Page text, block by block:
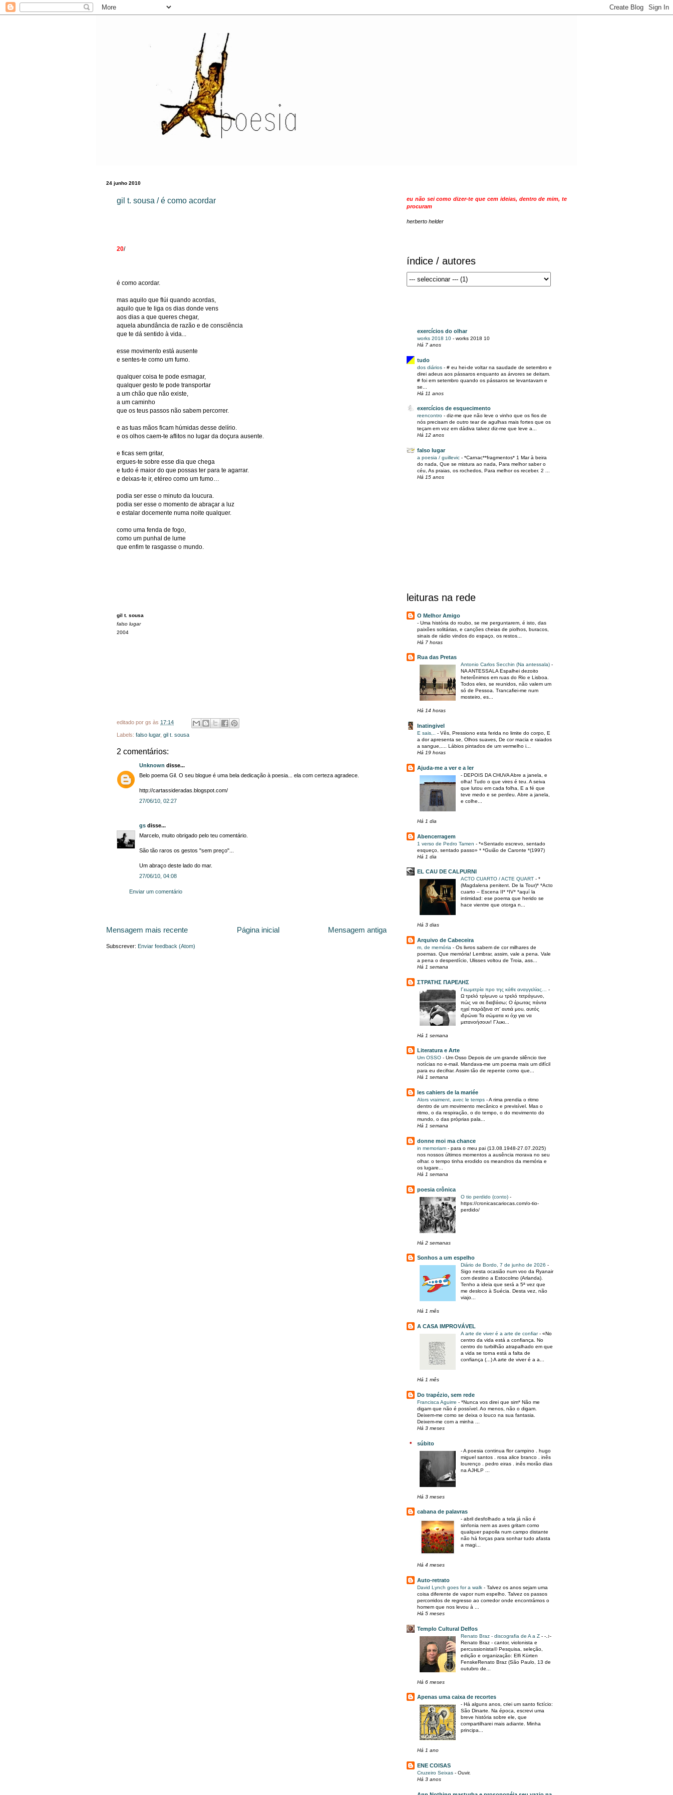
24 junho 2010
gil t. sousa / é como acordar
20/
é como acordar.
mas aquilo que flúi quando acordas,
aquilo que te liga os dias donde vens
aos dias a que queres chegar,
aquela abundância de razão e de consciência
que te dá sentido à vida...
esse movimento está ausente
e sentes-te como um fumo.
qualquer coisa te pode esmagar,
qualquer gesto te pode transportar
a um chão que não existe,
a um caminho
que os teus passos não sabem percorrer.
e as tuas mãos ficam húmidas desse delírio.
e os olhos caem-te aflitos no lugar da doçura ausente.
e ficas sem gritar,
ergues-te sobre esse dia que chega
e tudo é maior do que possas ter para te agarrar.
e deixas-te ir, etéreo como um fumo…
podia ser esse o minuto da loucura.
podia ser esse o momento de abraçar a luz
e estalar docemente numa noite qualquer.
como uma fenda de fogo,
como um punhal de lume
que enfim te rasgasse o mundo.
gil t. sousa
falso lugar
2004
editado por gs às 17:14
Labels: falso lugar, gil t. sousa
2 comentários:
Unknown disse...
Belo poema Gil. O seu blogue é uma bela dedicação à poesia... ela com certeza agradece.
http://cartassideradas.blogspot.com/
27/06/10, 02:27
gs disse...
Marcelo, muito obrigado pelo teu comentário.
São tão raros os gestos "sem preço"...
Um abraço deste lado do mar.
27/06/10, 04:08
Enviar um comentário
Mensagem mais recente Mensagem antiga
Página inicial
Subscrever: Enviar feedback (Atom)
eu não sei como dizer-te que cem ideias, dentro de mim, te
procuram
herberto helder
índice / autores
exercícios do olhar
works 2018 10 - works 2018 10
Há 7 anos
tudo
dos diários - # eu hei-de voltar na saudade de setembro e
direi adeus aos pássaros enquanto as árvores se deitam.
# foi em setembro quando os pássaros se levantavam e
se...
Há 11 anos
exercícios de esquecimento
reencontro - diz-me que não leve o vinho que os fios de
nós precisam de outro tear de agulhas mais fortes que os
teçam em voz em dádiva talvez diz-me que leve a...
Há 12 anos
falso lugar
a poesia / guillevic - *Carnac**fragmentos* 1 Mar à beira
do nada, Que se mistura ao nada, Para melhor saber o
céu, As praias, os rochedos, Para melhor os receber. 2 ...
Há 15 anos
leituras na rede
O Melhor Amigo
- Uma história do roubo, se me perguntarem, é isto, das
paixões solitárias, e canções cheias de piolhos, buracos,
sinais de rádio vindos do espaço, os restos...
Há 7 horas
Rua das Pretas
Antonio Carlos Secchin (Na antessala) -
NA ANTESSALA Espalhei dezoito
heterônimos em ruas do Rio e Lisboa.
Todos eles, se reunidos, não valem um
só de Pessoa. Trancafiei-me num
mosteiro, es...
Há 14 horas
Inatingivel
E sais,.. - Vês, Pressiono esta ferida no limite do corpo, E
a dor apresenta se, Olhos suaves, De cor macia e raiados
a sangue,.... Lábios pintados de um vermelho i...
Há 19 horas
Ajuda-me a ver e a ler
- DEPOIS DA CHUVA Abre a janela, e
olha! Tudo o que vires é teu. A seiva
que lutou em cada folha, E a fé que
teve medo e se perdeu. Abre a janela,
e colhe...
Há 1 dia
Abencerragem
1 verso de Pedro Tamen - *«Sentado escrevo, sentado
esqueço, sentado passo» * *Guião de Caronte *(1997)
Há 1 dia
EL CAU DE CALPURNI
ACTO CUARTO / ACTE QUART - *
(Magdalena penitent. De la Tour)* *Acto
cuarto – Escena II* *IV* *aquí la
intimidad: ese poema que herido se
hace vientre que otorga n...
Há 3 dias
Arquivo de Cabeceira
m, de memória - Os livros sabem de cor milhares de
poemas. Que memória! Lembrar, assim, vale a pena. Vale
a pena o desperdício, Ulisses voltou de Troia, ass...
Há 1 semana
ΣΤΡΑΤΗΣ ΠΑΡΕΛΗΣ
Γεωμετρία προ της κάθε αναγγελίας… -
Ω τρελό τρίγωνο ω τρελό τετράγωνο,
πώς να σε διαβάσω; Ο έρωτας πάντα
ηχεί παράξενα στ’ αυτιά μου, αυτός
ιδρώνει Τα σώματα κι όχι για να
μετανοήσουν! Γλυκι...
Há 1 semana
Literatura e Arte
Um OSSO - Um Osso Depois de um grande silêncio tive
notícias no e-mail. Mandava-me um poema mais um difícil
para eu decifrar. Assim tão de repente como que...
Há 1 semana
les cahiers de la mariée
Alors vraiment, avec le temps -A rima prendia o ritmo
dentro de um movimento mecânico e previsível. Mas o
ritmo, o da respiração, o do tempo, o do movimento do
mundo, o das próprias pala...
Há 1 semana
donne moi ma chance
in memoriam - para o meu pai (13.08.1948-27.07.2025)
nos nossos últimos momentos a ausência morava no seu
olhar. o tempo tinha erodido os meandros da memória e
os lugare...
Há 1 semana
poesia crônica
O tio perdido (conto) -
https://cronicascariocas.com/o-tio-
perdido/
Há 2 semanas
Sonhos a um espelho
Diário de Bordo, 7 de junho de 2026 -
Sigo nesta ocasião num voo da Ryanair
com destino a Estocolmo (Arlanda).
Tenho a ideia que será a 5ª vez que
me desloco à Suécia. Desta vez, não
viajo...
Há 1 mês
A CASA IMPROVÁVEL
A arte de viver é a arte de confiar- «No
centro da vida está a confiança. No
centro do turbilhão atrapalhado em que
a vida se torna está a falta de
confiança (...) A arte de viver é a a...
Há 1 mês
Do trapézio, sem rede
Francisca Aguirre - *Nunca vos direi que sim* Não me
digam que não é possível. Ao menos, não o digam.
Deixem-me como se deixa o louco na sua fantasia.
Deixem-me com a minha ...
Há 3 meses
súbito
-A poesia continua flor campino . hugo
miguel santos . rosa alice branco . inês
lourenço . pedro eiras . inês morão dias
na AJHLP ...
Há 3 meses
cabana de palavras
- abril desfolhado a tela já não é
sinfonia nem as aves gritam como
qualquer papoila num campo distante
não há forças para sonhar tudo afasta
a magi...
Há 4 meses
Auto-retrato
David Lynch goes for a walk - Talvez os anos sejam uma
coisa diferente de vapor num espelho. Talvez os passos
percorridos de regresso ao corredor onde encontrámos o
homem que nos levou à ...
Há 5 meses
Templo Cultural Delfos
Renato Braz - discografia de A a Z - -.♪-
Renato Braz - cantor, violonista e
percussionista© Pesquisa, seleção,
edição e organização: Elfi Kürten
FenskeRenato Braz (São Paulo, 13 de
outubro de...
Há 6 meses
Apenas uma caixa de recortes
- Há alguns anos, criei um santo fictício:
São Dinarte. Na época, escrevi uma
breve história sobre ele, que
compartilharei mais adiante. Minha
principa...
Há 1 ano
ENE COISAS
Cruzeiro Seixas - Ouvir.
Há 3 anos